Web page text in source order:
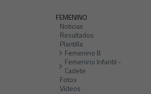
FEMENINO
Noticias
Resultados
Plantilla
Femenino B
Femenino Infantil -
Cadete
Fotos
Vídeos